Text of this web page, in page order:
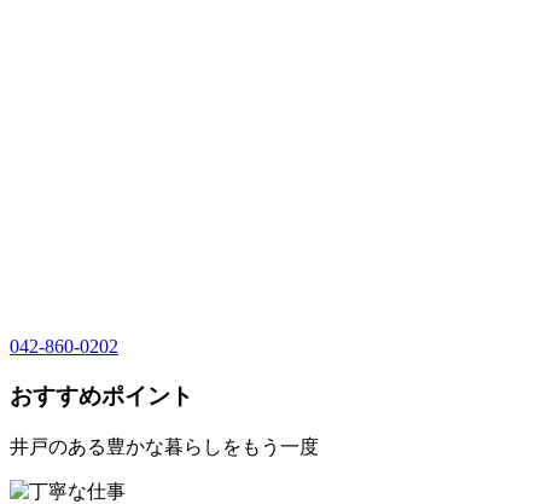
042-860-0202
おすすめポイント
井戸のある豊かな暮らしをもう一度